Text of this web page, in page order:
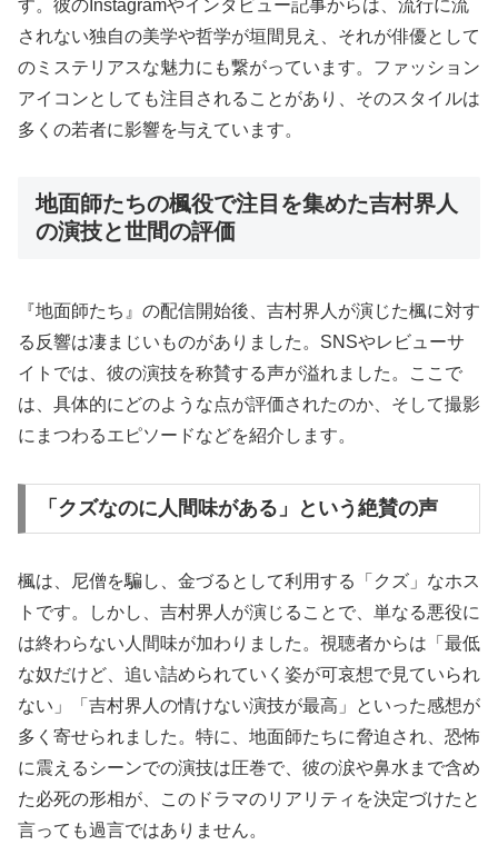
す。彼のInstagramやインタビュー記事からは、流行に流
されない独自の美学や哲学が垣間見え、それが俳優として
のミステリアスな魅力にも繋がっています。ファッション
アイコンとしても注目されることがあり、そのスタイルは
多くの若者に影響を与えています。
地面師たちの楓役で注目を集めた吉村界人
の演技と世間の評価
『地面師たち』の配信開始後、吉村界人が演じた楓に対す
る反響は凄まじいものがありました。SNSやレビューサ
イトでは、彼の演技を称賛する声が溢れました。ここで
は、具体的にどのような点が評価されたのか、そして撮影
にまつわるエピソードなどを紹介します。
「クズなのに人間味がある」という絶賛の声
楓は、尼僧を騙し、金づるとして利用する「クズ」なホス
トです。しかし、吉村界人が演じることで、単なる悪役に
は終わらない人間味が加わりました。視聴者からは「最低
な奴だけど、追い詰められていく姿が可哀想で見ていられ
ない」「吉村界人の情けない演技が最高」といった感想が
多く寄せられました。特に、地面師たちに脅迫され、恐怖
に震えるシーンでの演技は圧巻で、彼の涙や鼻水まで含め
た必死の形相が、このドラマのリアリティを決定づけたと
言っても過言ではありません。